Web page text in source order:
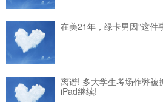
在美21年，绿卡男因”这件
离谱! 多大学生考场作弊被
iPad继续!